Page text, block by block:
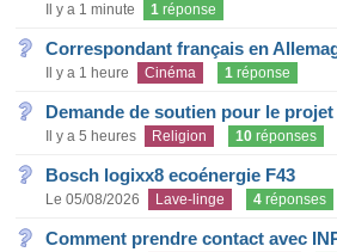
Il y a 1 minute 1 réponse
Correspondant français en
Il y a 1 heure Cinéma 1 réponse
Demande de soutien pour le
Il y a 5 heures Religion 10 réponses
Bosch logixx8 ecoénergie F43
Le 05/08/2026 Lave-linge 4 réponses
Comment prendre contact avec